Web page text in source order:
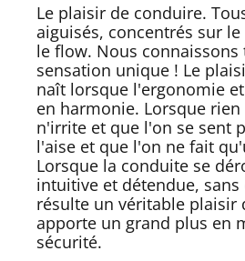
Le plaisir de conduire.
aiguisés, concentrés sur
le flow. Nous connaissons
sensation unique ! Le
naît lorsque l'ergonomie
en harmonie. Lorsque
n'irrite et que l'on se sent
l'aise et que l'on ne fait
Lorsque la conduite se
intuitive et détendue,
résulte un véritable plaisir
apporte un grand plus en
sécurité.